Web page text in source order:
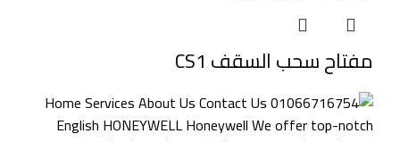
مفتاح سحب السقف CS1